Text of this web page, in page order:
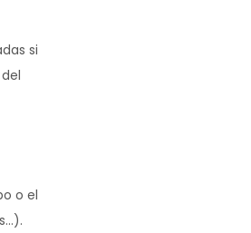
si
o el